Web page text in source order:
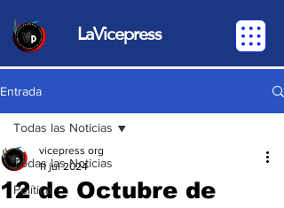
LaVicepress
Entrada
Todas las Noticias
Política
Todas las Noticias
12 de Octubre de
vicepress org
11 jul 2024